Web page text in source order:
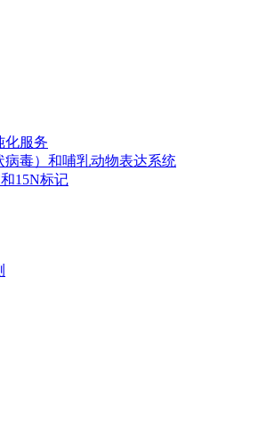
化服务
病毒）和哺乳动物表达系统
15N标记